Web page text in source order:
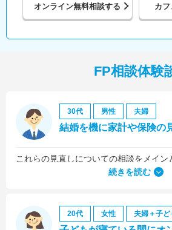
オンライン無料相談する カ
FP相談体験
30代 男性 夫婦
結婚を機に家計や保険の
続きを読む
20代 女性 夫婦＋子ど